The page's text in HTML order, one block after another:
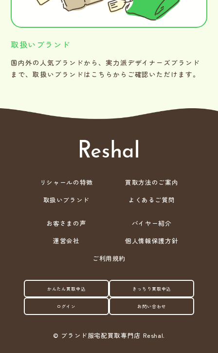
取扱いブランド
国内外の人気ブランドから、実力派デザイナーズブランド
まで、取扱いブランドはこちらからご確認いただけます。
リシャールの特徴
買取方法のご案内
取扱いブランド
よくあるご質問
お客さまの声
バイヤー紹介
運営会社
個人情報保護方針
ご利用規約
かんたん買取申込 きっちり買取申込
ログイン お問い合わせ
© ブランド服宅配買取専門店 Reshal.